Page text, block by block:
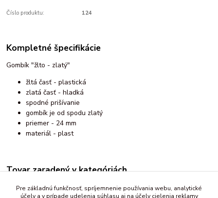
Číslo produktu: 124
Kompletné špecifikácie
Gombík "žlto - zlatý"
žltá časť - plastická
zlatá časť - hladká
spodné prišívanie
gombík je od spodu zlatý
priemer - 24 mm
materiál - plast
Tovar zaradený v kategóriách
Gombíky
Pre základnú funkčnosť, spríjemnenie používania webu, analytické
účely a v prípade udelenia súhlasu aj na účely cielenia reklamy